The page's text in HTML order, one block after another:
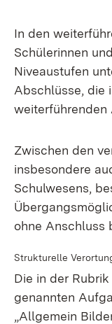
In den
Schülerinnen
Niveaustufen
Abschlüsse, die
weiterführenden
Zwischen den
insbesondere
Schulwesens,
ohne Anschluss
Strukturelle
Die in der
genannten
„Allgemein